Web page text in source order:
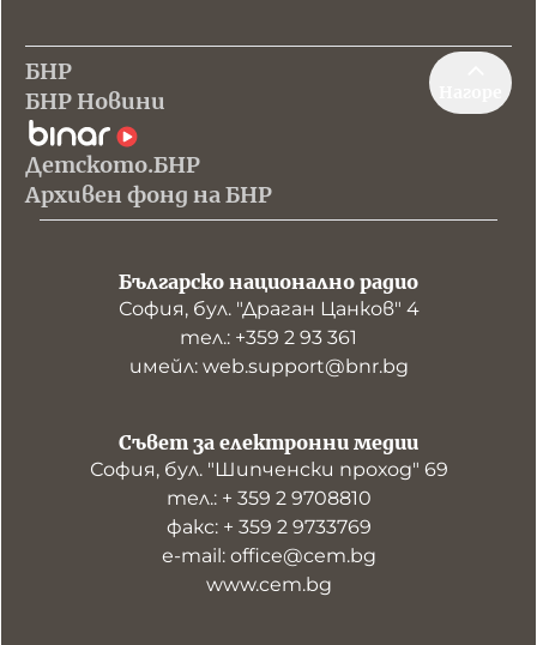
БНР
БНР Новини
Детското.БНР
Архивен фонд на БНР
Българско национално радио
София, бул. "Драган Цанков" 4
тел.: +359 2 93 361
имейл: web.support@bnr.bg
Съвет за електронни медии
София, бул. "Шипченски проход" 69
тел.: + 359 2 9708810
факс: + 359 2 9733769
е-mail: office@cem.bg
www.cem.bg